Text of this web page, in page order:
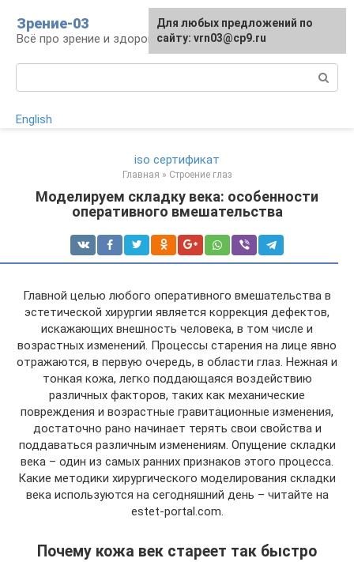
контенту
Зрение-03
Всё про зрение и здоровье глаз
English
iso сертификат
Главная » Строение глаз
Моделируем складку века: особенности
оперативного вмешательства
Главной целью любого оперативного вмешательства в
эстетической хирургии является коррекция дефектов,
искажающих внешность человека, в том числе и
возрастных изменений. Процессы старения на лице явно
отражаются, в первую очередь, в области глаз. Нежная и
тонкая кожа, легко поддающаяся воздействию
различных факторов, таких как механические
повреждения и возрастные гравитационные изменения,
достаточно рано начинает терять свои свойства и
поддаваться различным изменениям. Опущение складки
века – один из самых ранних признаков этого процесса.
Какие методики хирургического моделирования складки
века используются на сегодняшний день – читайте на
estet-portal.com.
Почему кожа век стареет так быстро
Для любых предложений по
сайту: vrn03@cp9.ru